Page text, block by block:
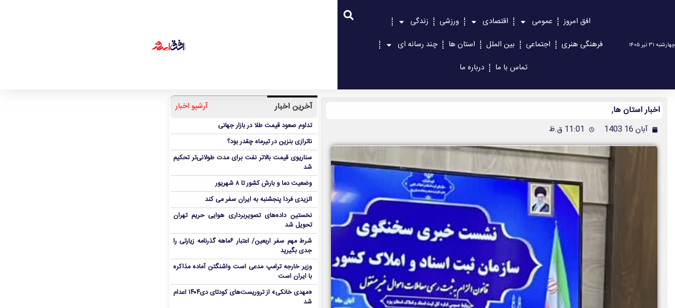
چهارشنبه ۳۱ تیر ۱۴۰۵
افق امروز عمومی اقتصادی ورزشی
زندگی
فرهنگی هنری
اجتماعی بین الملل استان ها
چند رسانه ای
تماس با ما
درباره ما
اخبار استان ها,
آبان 16 1403 11:01 ق.ظ
آخرین اخبار آرشیو اخبار
تداوم صعود قیمت طلا در بازار جهانی
ناترازی بنزین در تیرماه چقدر بود؟
سناریوی قیمت بالاتر نفت برای مدت طولانی‌تر تحکیم
شد
وضعیت دما و بارش کشور تا ۸ شهریور
الزیدی فردا پنجشنبه به ایران سفر می کند
نخستین داده‌های تصویربرداری هوایی حریم تهران
تحویل شد
شرط مهم سفر اربعین/ اعتبار ۶ماهه گذرنامه زیارتی را
جدی بگیرید
وزیر خارجه ترامپ مدعی است واشنگتن آماده مذاکره
با ایران است
«مهدی خانکی» از تروریست‌های کودتای دی۱۴۰۴ اعدام
شد